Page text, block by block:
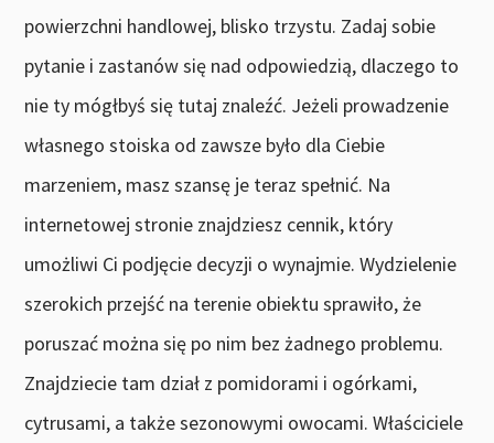
powierzchni handlowej, blisko trzystu. Zadaj sobie
pytanie i zastanów się nad odpowiedzią, dlaczego to
nie ty mógłbyś się tutaj znaleźć. Jeżeli prowadzenie
własnego stoiska od zawsze było dla Ciebie
marzeniem, masz szansę je teraz spełnić. Na
internetowej stronie znajdziesz cennik, który
umożliwi Ci podjęcie decyzji o wynajmie. Wydzielenie
szerokich przejść na terenie obiektu sprawiło, że
poruszać można się po nim bez żadnego problemu.
Znajdziecie tam dział z pomidorami i ogórkami,
cytrusami, a także sezonowymi owocami. Właściciele